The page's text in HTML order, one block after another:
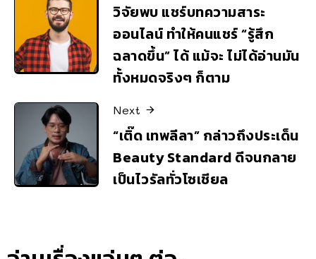
วิจัยพบ แชร์บทความสาระ
ออนไลน์ ทำให้คนแชร์ “รู้สึก
ฉลาดขึ้น” ได้ แม้จะ ไม่ได้อ่านมัน
ทั้งหมดจริงๆ ก็ตาม
Next
“เติ๊ด เทพลีลา” กล่าวถึงประเด็น
Beauty Standard ดีจนกลาย
เป็นไวรัลทั่วโซเชียล